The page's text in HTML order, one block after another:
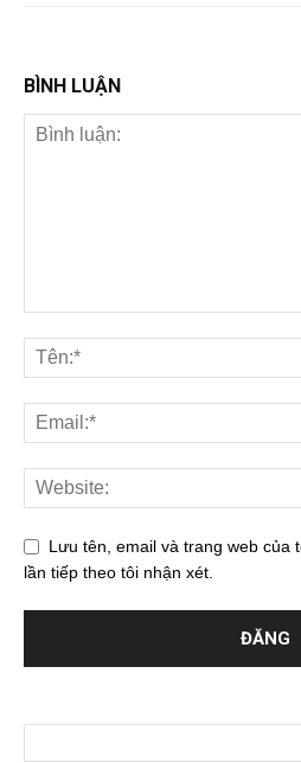
BÌNH LUẬN
Lưu tên, email và trang web của
lần tiếp theo tôi nhận xét.